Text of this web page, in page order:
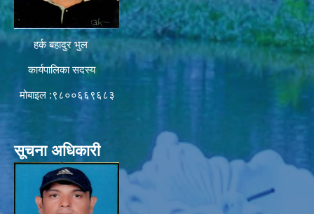
हर्क बहादुर भुल
कार्यपालिका सदस्य
मोबाइल :९८००६६९६८३
सूचना अधिकारी